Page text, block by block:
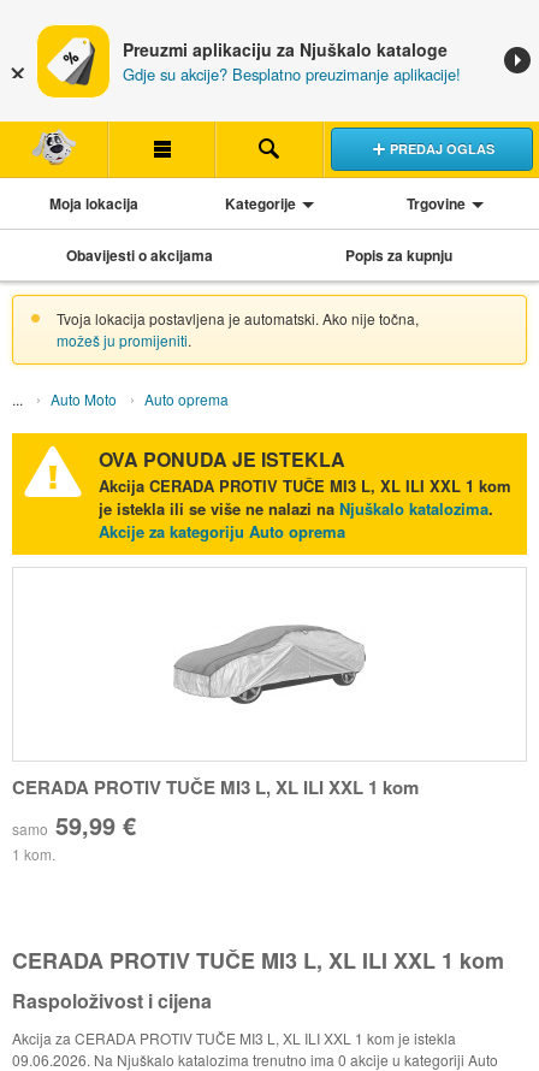
Preuzmi aplikaciju za Njuškalo kataloge
Gdje su akcije? Besplatno preuzimanje aplikacije!
PREDAJ OGLAS
Moja lokacija Kategorije Trgovine
Obavijesti o akcijama Popis za kupnju
Tvoja lokacija postavljena je automatski. Ako nije točna,
možeš ju promijeniti.
Auto Moto Auto oprema
OVA PONUDA JE ISTEKLA
Akcija CERADA PROTIV TUČE MI3 L, XL ILI XXL 1 kom
je istekla ili se više ne nalazi na Njuškalo katalozima.
Akcije za kategoriju Auto oprema
CERADA PROTIV TUČE MI3 L, XL ILI XXL 1 kom
samo 59,99 €
1 kom.
CERADA PROTIV TUČE MI3 L, XL ILI XXL 1 kom
Raspoloživost i cijena
Akcija za CERADA PROTIV TUČE MI3 L, XL ILI XXL 1 kom je istekla
09.06.2026. Na Njuškalo katalozima trenutno ima 0 akcije u kategoriji Auto